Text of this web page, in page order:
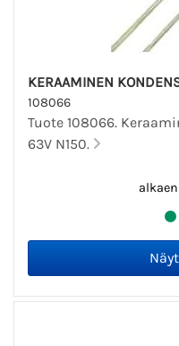
KERAAMINEN
108066
Tuote 108066.
63V N150.
alkaen